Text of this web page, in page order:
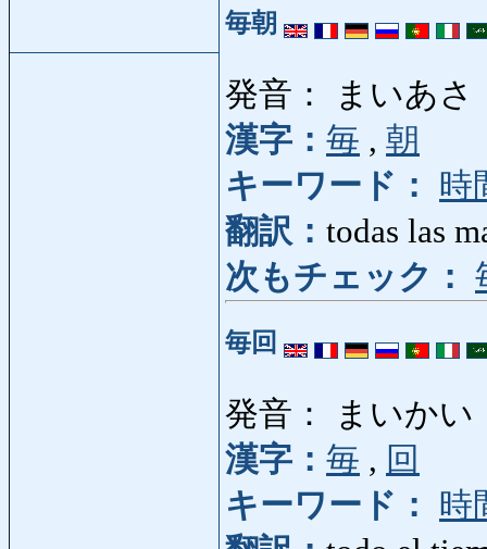
毎朝
発音： まいあさ
漢字： 毎 , 朝
キーワード：
時
翻訳： todas las
次もチェック：
毎回
発音： まいかい
漢字： 毎 , 回
キーワード：
時